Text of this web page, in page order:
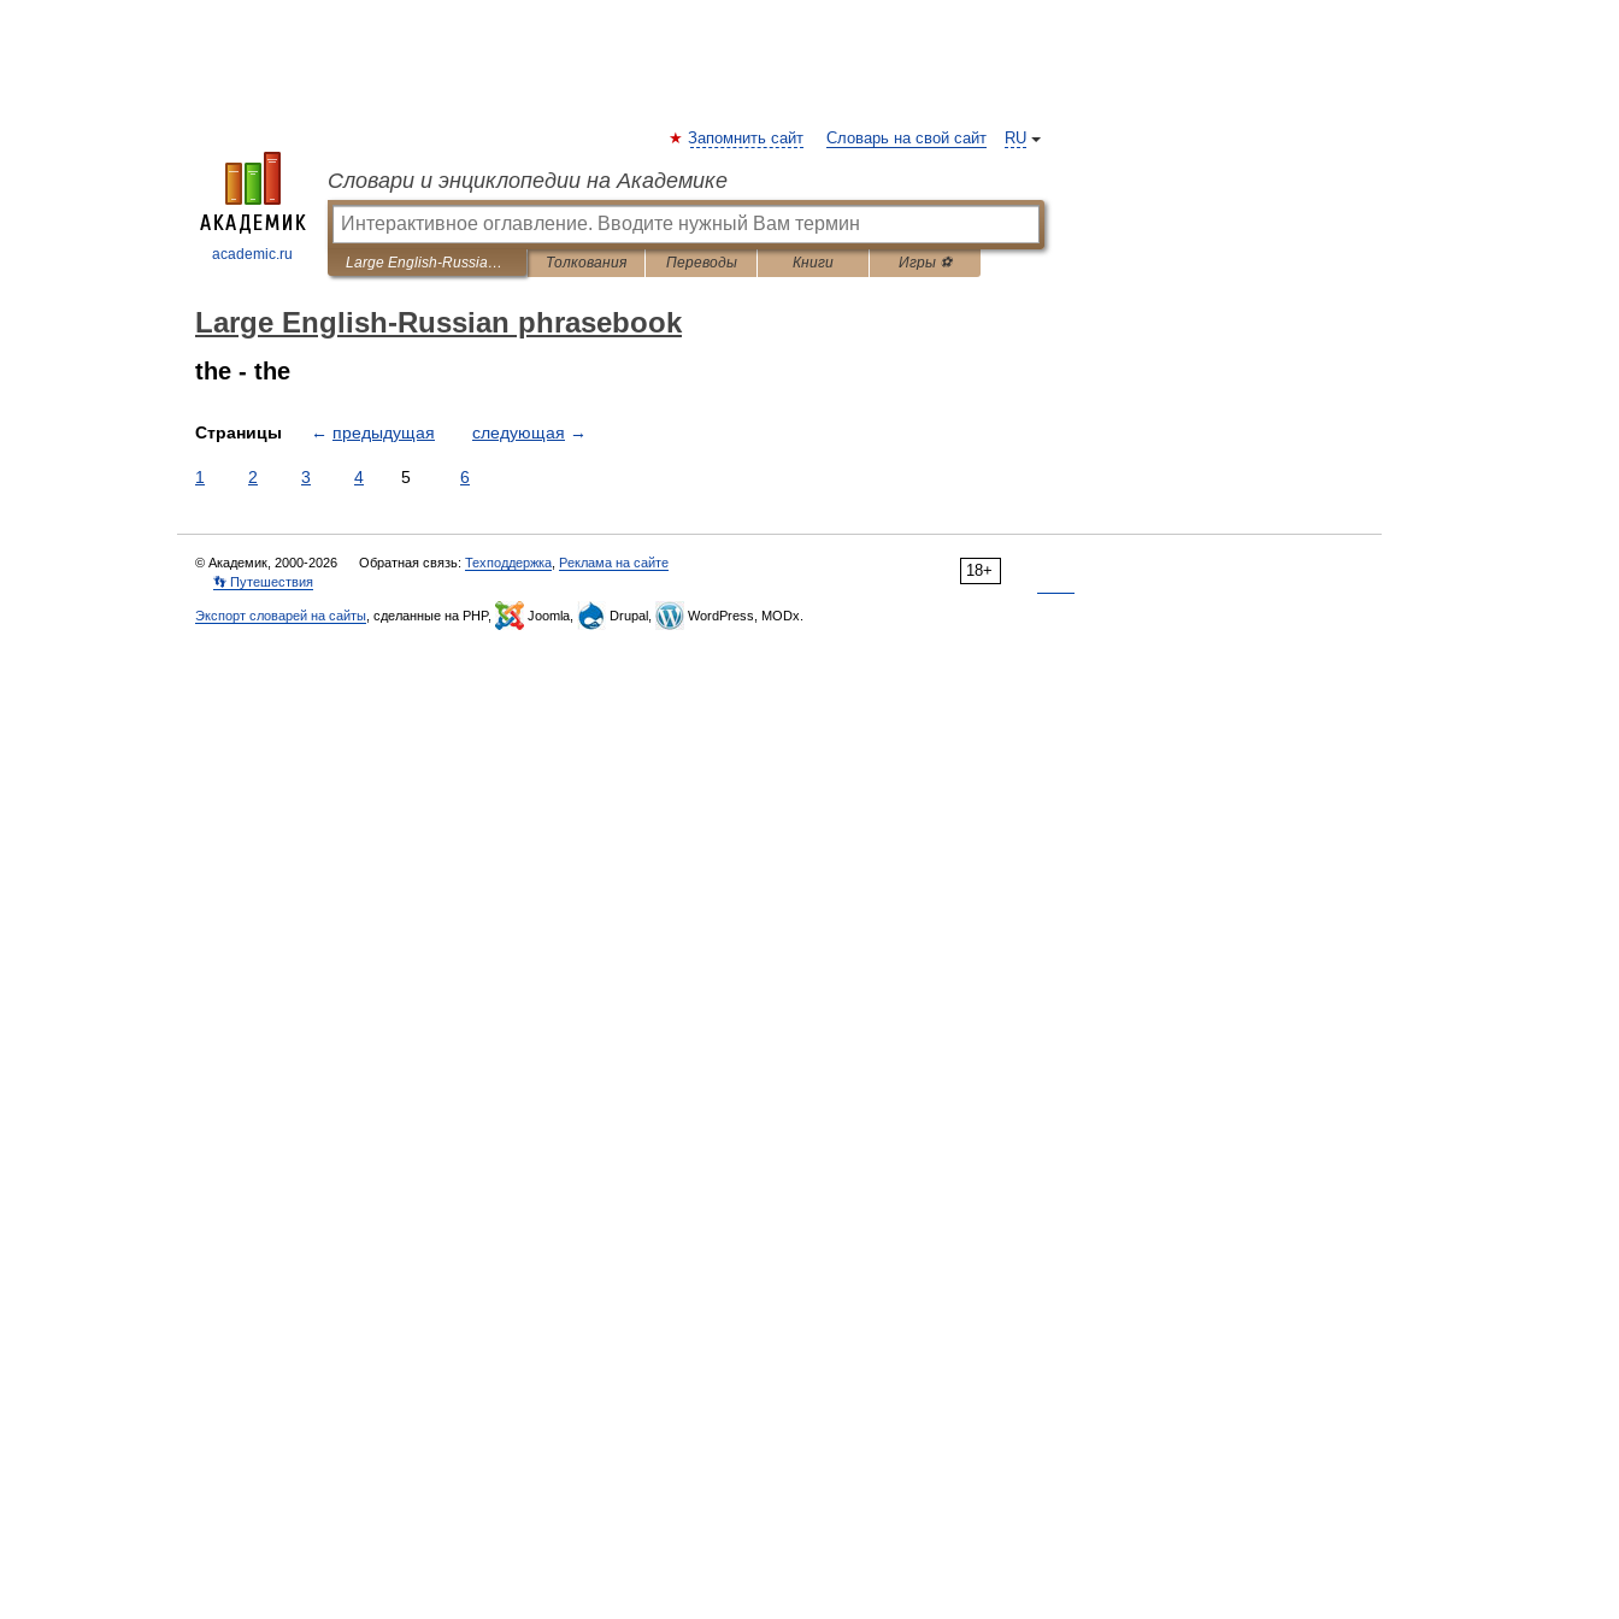
academic.ru
RU
Запомнить сайт Словарь на свой сайт
Словари и энциклопедии на Академике
Large English-Russian phrasebook Толкования Переводы Книги Игры ⚽
Large English-Russian phrasebook
the - the
Страницы ← предыдущая следующая →
1 2 3 4 5 6
18+
© Академик, 2000-2026 Обратная связь: Техподдержка Реклама на сайте
👣 Путешествия
Экспорт словарей на сайты , сделанные на PHP, Joomla, Drupal, WordPress, MODx.